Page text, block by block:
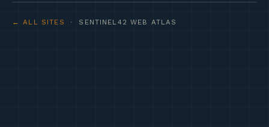
← ALL SITES · SENTINEL42 WEB ATLAS